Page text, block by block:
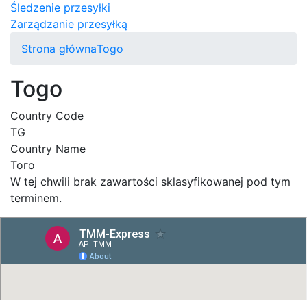
Śledzenie przesyłki
Zarządzanie przesyłką
Strona głównaTogo
Togo
Country Code
TG
Country Name
Того
W tej chwili brak zawartości sklasyfikowanej pod tym
terminem.